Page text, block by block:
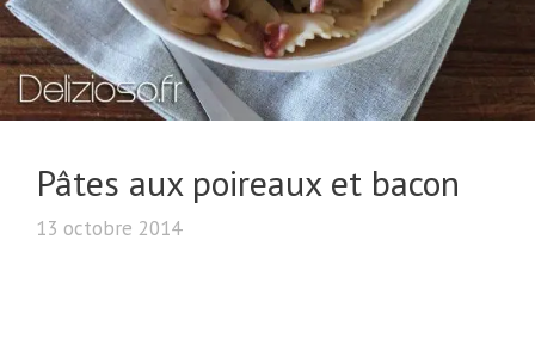
Pâtes aux poireaux et bacon
13 octobre 2014